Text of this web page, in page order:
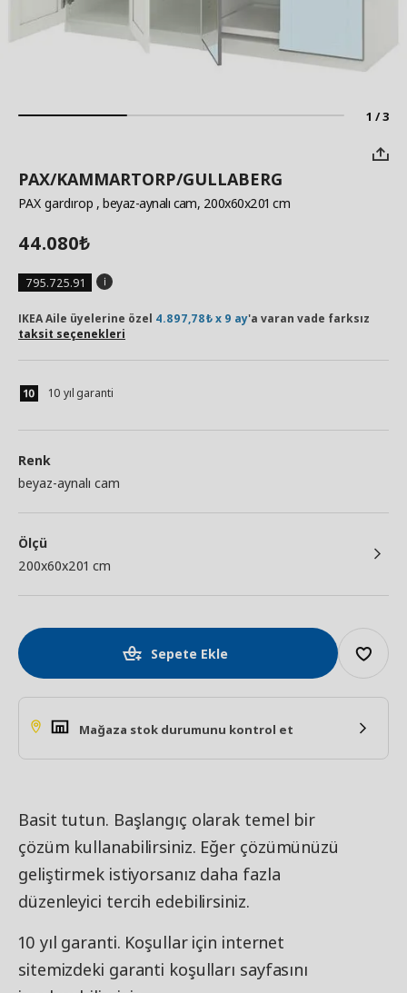
1 / 3
PAX/KAMMARTORP/GULLABERG
PAX gardırop , beyaz-aynalı cam, 200x60x201 cm
44.080₺
795.725.91
IKEA Aile üyelerine özel 4.897,78₺ x 9 ay'a varan vade farksız
taksit seçenekleri
10 yıl garanti
Renk
beyaz-aynalı cam
Ölçü
200x60x201 cm
Sepete Ekle
Mağaza stok durumunu kontrol et
Basit tutun. Başlangıç olarak temel bir
çözüm kullanabilirsiniz. Eğer çözümünüzü
geliştirmek istiyorsanız daha fazla
düzenleyici tercih edebilirsiniz.
10 yıl garanti. Koşullar için internet
sitemizdeki garanti koşulları sayfasını